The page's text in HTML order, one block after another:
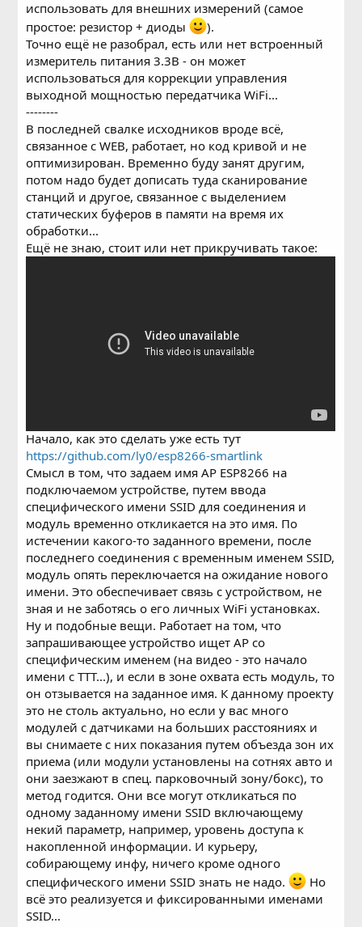
использовать для внешних измерений (самое
простое: резистор + диоды
).
Точно ещё не разобрал, есть или нет встроенный
измеритель питания 3.3В - он может
использоваться для коррекции управления
выходной мощностью передатчика WiFi...
--------
В последней свалке исходников вроде всё,
связанное с WEB, работает, но код кривой и не
оптимизирован. Временно буду занят другим,
потом надо будет дописать туда сканирование
станций и другое, связанное с выделением
статических буферов в памяти на время их
обработки...
Ещё не знаю, стоит или нет прикручивать такое:
Начало, как это сделать уже есть тут
https://github.com/ly0/esp8266-smartlink
Смысл в том, что задаем имя AP ESP8266 на
подключаемом устройстве, путем ввода
специфического имени SSID для соединения и
модуль временно откликается на это имя. По
истечении какого-то заданного времени, после
последнего соединения с временным именем SSID,
модуль опять переключается на ожидание нового
имени. Это обеспечивает связь с устройством, не
зная и не заботясь о его личных WiFi установках.
Ну и подобные вещи. Работает на том, что
запрашивающее устройство ищет AP со
специфическим именем (на видео - это начало
имени c TTT...), и если в зоне охвата есть модуль, то
он отзывается на заданное имя. К данному проекту
это не столь актуально, но если у вас много
модулей с датчиками на больших расстояниях и
вы снимаете с них показания путем объезда зон их
приема (или модули установлены на сотнях авто и
они заезжают в спец. парковочный зону/бокс), то
метод годится. Они все могут откликаться по
одному заданному имени SSID включающему
некий параметр, например, уровень доступа к
накопленной информации. И курьеру,
собирающему инфу, ничего кроме одного
специфического имени SSID знать не надо.
Но
всё это реализуется и фиксированными именами
SSID...